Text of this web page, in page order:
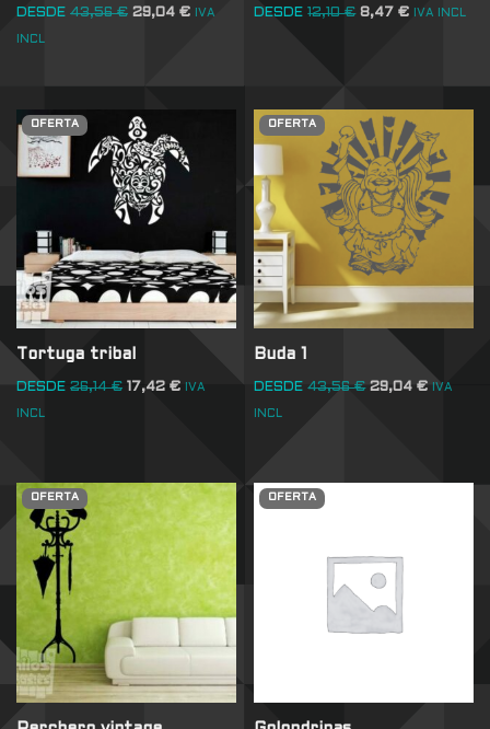
DESDE 43,56€ 29,04 € IVA
INCL
DESDE 12,10€ 8,47€ IVA INCL
OFERTA
Tortuga tribal
DESDE 26,14€ 17,42 € IVA
INCL
OFERTA
Buda 1
DESDE 43,56€ 29,04€ IVA
INCL
OFERTA OFERTA